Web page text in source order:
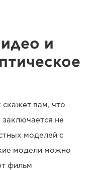
и
вам, что
не
моделей с
модели можно
фильм